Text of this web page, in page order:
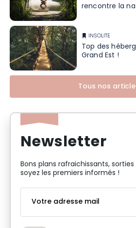
rencontre la
INSOLITE
Top des
Grand Est !
Tous nos
Newsletter
Bons plans rafraichissants,
soyez les premiers informés !